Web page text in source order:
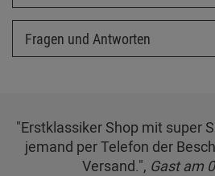
Fragen und Antworten
"Erstklassiker Shop mit super
jemand per Telefon der
Versand.", Gast am